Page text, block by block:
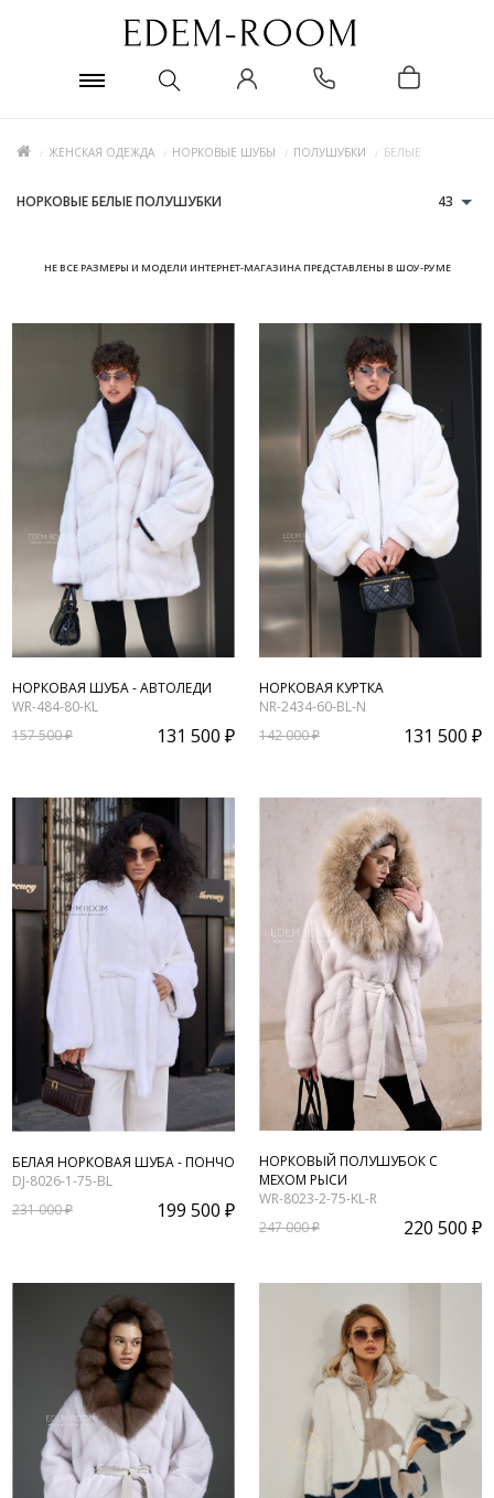
ЖЕНСКАЯ ОДЕЖДА НОРКОВЫЕ ШУБЫ ПОЛУШУБКИ БЕЛЫЕ
НОРКОВЫЕ БЕЛЫЕ ПОЛУШУБКИ
НЕ ВСЕ РАЗМЕРЫ И МОДЕЛИ ИНТЕРНЕТ-МАГАЗИНА ПРЕДСТАВЛЕНЫ В ШОУ-РУМЕ
43
НОРКОВАЯ ШУБА - АВТОЛЕДИ
WR-484-80-KL
157 500 ₽
131 500 ₽
НОРКОВАЯ КУРТКА
NR-2434-60-BL-N
142 000 ₽
131 500 ₽
БЕЛАЯ НОРКОВАЯ ШУБА - ПОНЧО
DJ-8026-1-75-BL
231 000 ₽
199 500 ₽
НОРКОВЫЙ ПОЛУШУБОК С
МЕХОМ РЫСИ
WR-8023-2-75-KL-R
247 000 ₽
220 500 ₽